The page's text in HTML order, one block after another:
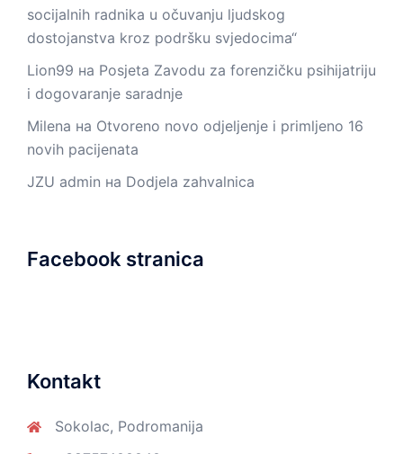
socijalnih radnika u očuvanju ljudskog
dostojanstva kroz podršku svjedocima“
Lion99 на Posjeta Zavodu za forenzičku psihijatriju
i dogovaranje saradnje
Milena на Otvoreno novo odjeljenje i primljeno 16
novih pacijenata
JZU admin на Dodjela zahvalnica
Facebook stranica
Kontakt
Sokolac, Podromanija